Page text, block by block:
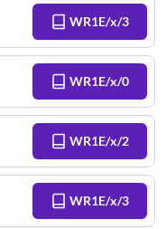
WR1E/x/3
WR1E/x/0
WR1E/x/2
WR1E/x/3